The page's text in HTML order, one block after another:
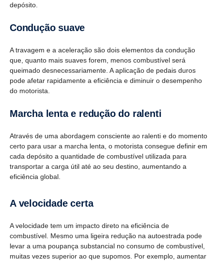
depósito.
Condução suave
A travagem e a aceleração são dois elementos da condução
que, quanto mais suaves forem, menos combustível será
queimado desnecessariamente. A aplicação de pedais duros
pode afetar rapidamente a eficiência e diminuir o desempenho
do motorista.
Marcha lenta e redução do ralenti
Através de uma abordagem consciente ao ralenti e do momento
certo para usar a marcha lenta, o motorista consegue definir em
cada depósito a quantidade de combustível utilizada para
transportar a carga útil até ao seu destino, aumentando a
eficiência global.
A veloci­dade certa
A velocidade tem um impacto direto na eficiência de
combustível. Mesmo uma ligeira redução na autoestrada pode
levar a uma poupança substancial no consumo de combustível,
muitas vezes superior ao que supomos. Por exemplo, aumentar